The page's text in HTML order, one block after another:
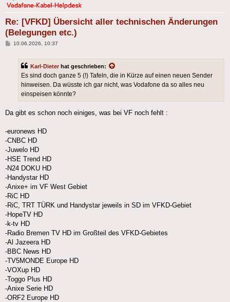
Re: [VFKD] Übersicht aller technischen Änderungen
(Belegungen etc.)
Beitrag
10.06.2026, 10:37
Karl-Dieter hat geschrieben:
Es sind doch ganze 5 (!) Tafeln, die in Kürze auf einen neuen Sender
hinweisen. Da wüsste ich gar nicht, was Vodafone da so alles neu
einspeisen könnte?
Da gibt es schon noch einiges, was bei VF noch fehlt :
-euronews HD
-CNBC HD
-Juwelo HD
-HSE Trend HD
-N24 DOKU HD
-Handystar HD
-Anixe+ im VF West Gebiet
-RiC HD
-RiC, TRT TÜRK und Handystar jeweils in SD im VFKD-Gebiet
-HopeTV HD
-k-tv HD
-Radio Bremen TV HD im Großteil des VFKD-Gebietes
-Al Jazeera HD
-BBC News HD
-TV5MONDE Europe HD
-VOXup HD
-Toggo Plus HD
-Anixe Serie HD
-ORF2 Europe HD